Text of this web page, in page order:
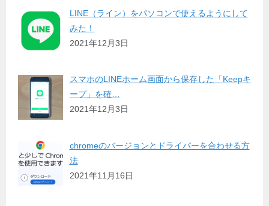
LINE（ライン）をパソコンで使えるようにして
みた！
2021年12月3日
スマホのLINEホーム画面から保存した「Keepキ
ープ」を確…
2021年12月3日
chromeのバージョンとドライバーを合わせる方
法
2021年11月16日